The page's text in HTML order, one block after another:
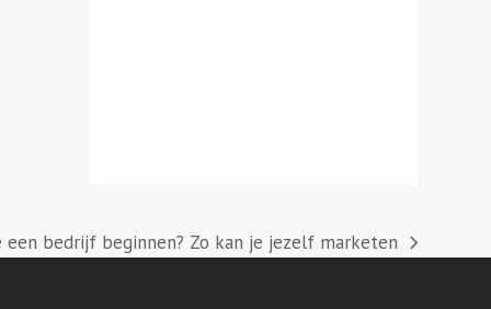
een bedrijf beginnen? Zo kan je jezelf marketen